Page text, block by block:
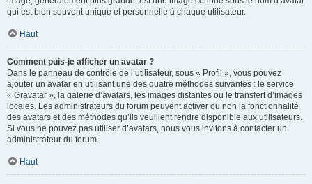
qui est bien souvent unique et personnelle à chaque utilisateur.
Haut
Comment puis-je afficher un avatar ?
Dans le panneau de contrôle de l’utilisateur, sous « Profil », vous pouvez
ajouter un avatar en utilisant une des quatre méthodes suivantes : le service
« Gravatar », la galerie d’avatars, les images distantes ou le transfert d’images
locales. Les administrateurs du forum peuvent activer ou non la fonctionnalité
des avatars et des méthodes qu’ils veuillent rendre disponible aux utilisateurs.
Si vous ne pouvez pas utiliser d’avatars, nous vous invitons à contacter un
administrateur du forum.
Haut